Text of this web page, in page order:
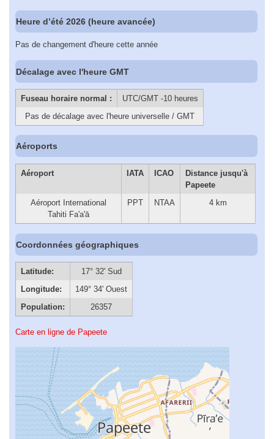
Heure d’été 2026 (heure avancée)
Pas de changement d'heure cette année
Décalage avec l'heure GMT
Fuseau horaire normal :
UTC/GMT -10 heures
Pas de décalage avec l'heure universelle / GMT
Aéroports
Aéroport IATA ICAO
Distance jusqu'à
Papeete
Aéroport International
Tahiti Fa'a'ā
PPT NTAA 4 km
Coordonnées géographiques
Latitude:
17° 32' Sud
Longitude:
149° 34' Ouest
Population:
26357
Carte en ligne de Papeete